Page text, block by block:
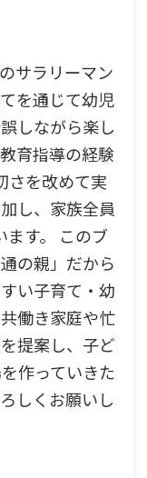
サラリーマン
を通じて幼児
しながら楽し
育指導の経験
さを改めて実
し、家族全員
ます。 このブ
の親」だから
い子育て・幼
働き家庭や忙
提案し、子ど
作っていきた
しくお願いし